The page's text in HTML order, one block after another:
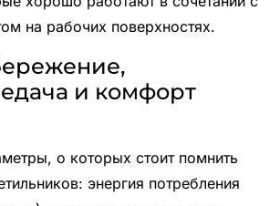
на рабочих поверхностях.
и комфорт
о которых стоит помнить
энергия потребления